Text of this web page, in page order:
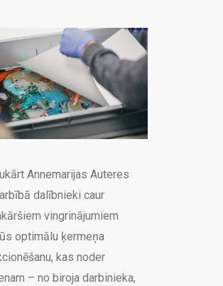
Annemarijas Auteres
dalībnieki caur
vingrinājumiem
optimālu ķermeņa
kas noder
– no biroja darbinieka,